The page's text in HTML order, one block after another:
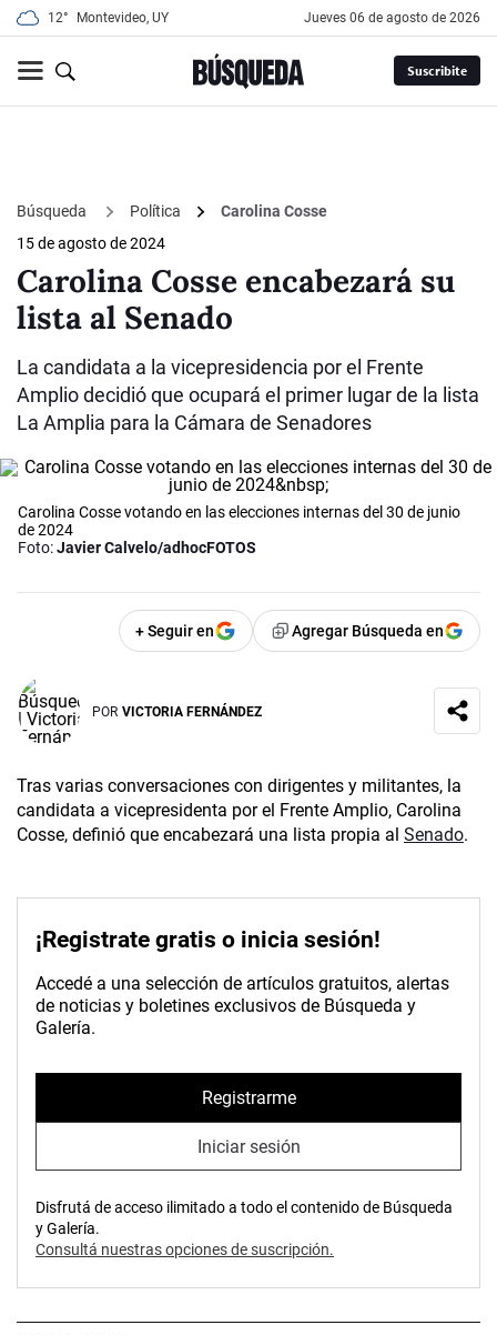
12° Montevideo, UY jueves 06 de agosto de 2026
Suscribite
Búsqueda Política
Carolina Cosse
15 de agosto de 2024
Carolina Cosse encabezará su
lista al Senado
La candidata a la vicepresidencia por el Frente
Amplio decidió que ocupará el primer lugar de la lista
La Amplia para la Cámara de Senadores
Carolina Cosse votando en las elecciones internas del 30 de junio
de 2024
Foto:Javier Calvelo/adhocFOTOS
+ Seguir en Agregar Búsqueda en
POR VICTORIA FERNÁNDEZ
Tras varias conversaciones con dirigentes y militantes, la
candidata a vicepresidenta por el Frente Amplio, Carolina
Cosse, definió que encabezará una lista propia al Senado.
¡Registrate gratis o inicia sesión!
Accedé a una selección de artículos gratuitos, alertas
de noticias y boletines exclusivos de Búsqueda y
Galería.
Registrarme
Iniciar sesión
Disfrutá de acceso ilimitado a todo el contenido de Búsqueda
y Galería.
Consultá nuestras opciones de suscripción.